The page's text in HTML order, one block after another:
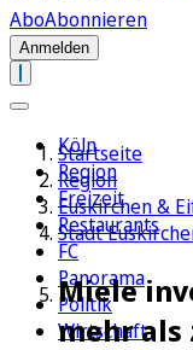
AboAbonnieren
Anmelden
Köln
Region
Freizeit
Restaurants
FC
Panorama
Politik
Wirtschaft
Startseite
Region
Euskirchen &
Stadt
Miele
mehr als